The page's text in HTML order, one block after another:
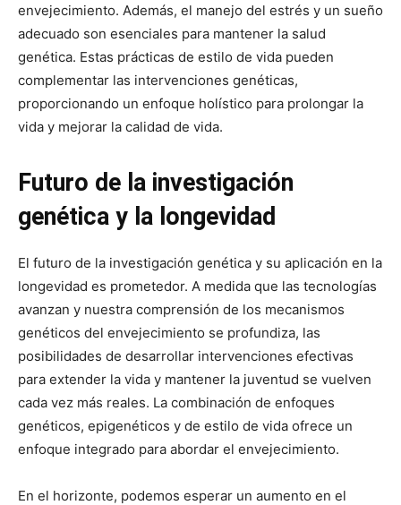
envejecimiento. Además, el manejo del estrés y un sueño
adecuado son esenciales para mantener la salud
genética. Estas prácticas de estilo de vida pueden
complementar las intervenciones genéticas,
proporcionando un enfoque holístico para prolongar la
vida y mejorar la calidad de vida.
Futuro de la investigación
genética y la longevidad
El futuro de la investigación genética y su aplicación en la
longevidad es prometedor. A medida que las tecnologías
avanzan y nuestra comprensión de los mecanismos
genéticos del envejecimiento se profundiza, las
posibilidades de desarrollar intervenciones efectivas
para extender la vida y mantener la juventud se vuelven
cada vez más reales. La combinación de enfoques
genéticos, epigenéticos y de estilo de vida ofrece un
enfoque integrado para abordar el envejecimiento.
En el horizonte, podemos esperar un aumento en el